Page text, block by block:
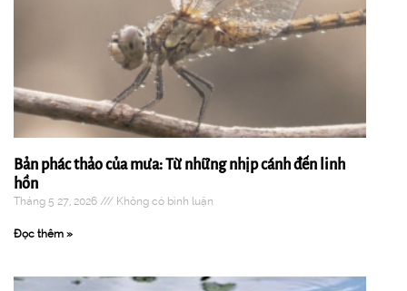
Bản phác thảo của mưa: Từ những nhịp cánh đến linh
hồn
Tháng 5 27, 2026 Không có bình luận
Đọc thêm »